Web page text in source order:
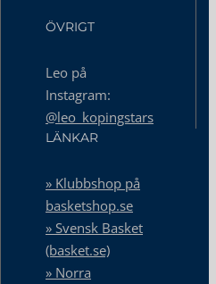
ÖVRIGT
Leo på
Instagram:
@leo_kopingstars
LÄNKAR
» Klubbshop på
basketshop.se
» Svensk Basket
(basket.se)
» Norra